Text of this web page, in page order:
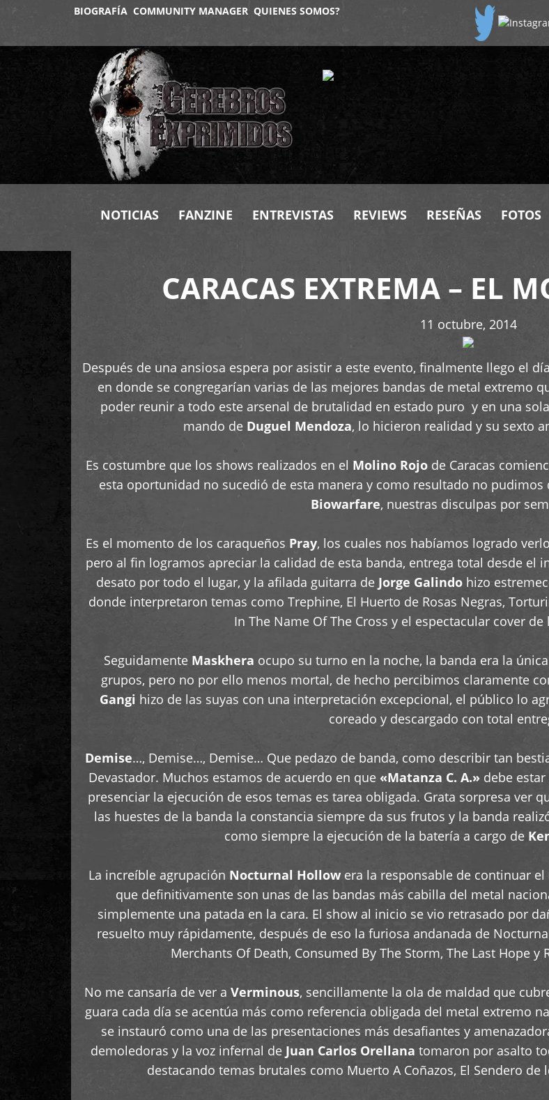
BIOGRAFÍA COMMUNITY MANAGER QUIENES SOMOS?
NOTICIAS FANZINE ENTREVISTAS REVIEWS RESEÑAS FOTOS
CARACAS EXTREMA – EL
11 octubre, 2014
Después de una ansiosa espera por asistir a este evento, finalmente llego el
en donde se congregarían varias de las mejores bandas de metal extremo
poder reunir a todo este arsenal de brutalidad en estado puro y en una
mando de Duguel Mendoza, lo hicieron realidad y su sexto
Es costumbre que los shows realizados en el Molino Rojode Caracas
esta oportunidad no sucedió de esta manera y como resultado no
Biowarfare, nuestras disculpas por
Es el momento de los caraqueños Pray, los cuales nos habíamos logrado
pero al fin logramos apreciar la calidad de esta banda, entrega total desde el
desato por todo el lugar, y la afilada guitarra de Jorge Galindohizo
donde interpretaron temas como Trephine, El Huerto de Rosas Negras,
In The Name Of The Cross y el espectacular cover de
Seguidamente Maskhera ocupo su turno en la noche, la banda era la
grupos, pero no por ello menos mortal, de hecho percibimos claramente
Gangi hizo de las suyas con una interpretación excepcional, el público lo
coreado y descargado con total
Demise…, Demise…, Demise… Que pedazo de banda, como describir tan
Devastador. Muchos estamos de acuerdo en que «Matanza C. A.» debe
presenciar la ejecución de esos temas es tarea obligada. Grata sorpresa ver
las huestes de la banda la constancia siempre da sus frutos y la banda
como siempre la ejecución de la batería a cargo de
La increíble agrupación Nocturnal Hollowera la responsable de continuar
que definitivamente son unas de las bandas más cabilla del metal
simplemente una patada en la cara. El show al inicio se vio retrasado por
resuelto muy rápidamente, después de eso la furiosa andanada de
Merchants Of Death, Consumed By The Storm, The Last Hope
No me cansaría de ver a Verminous, sencillamente la ola de maldad que
guara cada día se acentúa más como referencia obligada del metal extremo
se instauró como una de las presentaciones más desafiantes y
demoledoras y la voz infernal de Juan Carlos Orellana tomaron por asalto
destacando temas brutales como Muerto A Coñazos, El Sendero